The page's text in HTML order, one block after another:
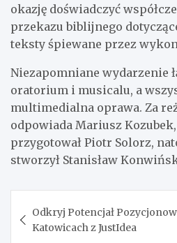
okazję doświadczyć
przekazu biblijnego
teksty śpiewane przez
Niezapomniane wydarzenie
oratorium i musicalu, a
multimedialna oprawa. Za
odpowiada Mariusz
przygotował Piotr Solorz,
stworzył Stanisław
wpisu
Odkryj Potencjał
Katowicach z JustIdea